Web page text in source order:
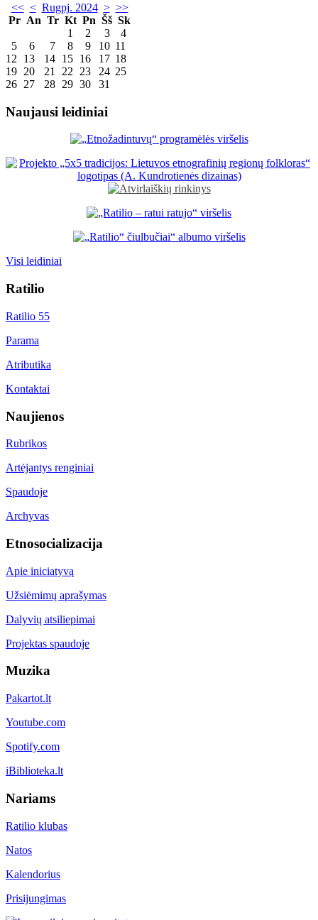
<< < Rugpj. 2024 > >>
Pr An Tr Kt Pn Šš Sk
1
2 3
4
5
6 7 8 9 10 11
12
13 14 15 16 17 18
19 20 21 22 23 24 25
26 27 28 29 30 31
Naujausi leidiniai
Visi leidiniai
Ratilio
Ratilio 55
Parama
Atributika
Kontaktai
Naujienos
Rubrikos
Artėjantys renginiai
Spaudoje
Archyvas
Etnosocializacija
Apie iniciatyvą
Užsiėmimų aprašymas
Dalyvių atsiliepimai
Projektas spaudoje
Muzika
Pakartot.lt
Youtube.com
Spotify.com
iBiblioteka.lt
Nariams
Ratilio klubas
Natos
Kalendorius
Prisijungimas